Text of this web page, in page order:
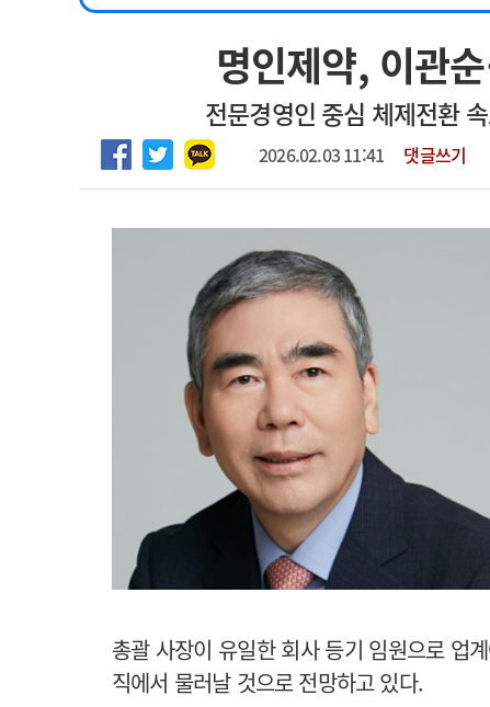
회사소개 법적고지
하반기 전공의(레지던트1년차) 모집
2026년 하반기 인턴 모집
마취통증의학과 임기제 임상의사 채용
명인제약, 이관
전문경영인 중심 체제전환
2026.02.03 11:41 댓글쓰기
총괄 사장이 유일한 회사 등기 임원으로 업
직에서 물러날 것으로 전망하고 있다.